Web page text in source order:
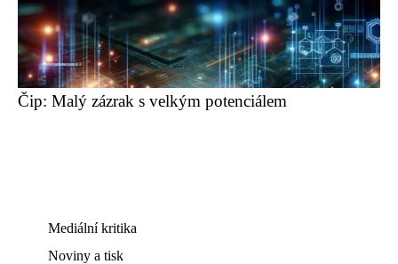
Čip: Malý zázrak s velkým potenciálem
Mediální kritika
Noviny a tisk